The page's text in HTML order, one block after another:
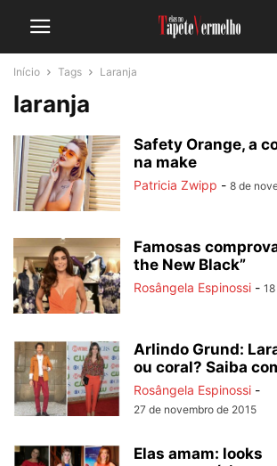
Início Tags Laranja
laranja
Safety Orange, a
na make
Patricia Zwipp - 8 de
Famosas
the New Black”
Rosângela Espinossi -
Arlindo Grund:
ou coral? Saiba
Rosângela Espinossi -
27 de novembro de 2015
Elas amam: looks